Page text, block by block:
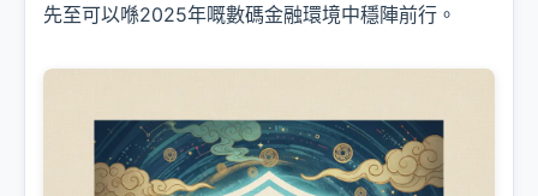
先至可以喺2025年嘅數碼金融環境中穩陣前行。